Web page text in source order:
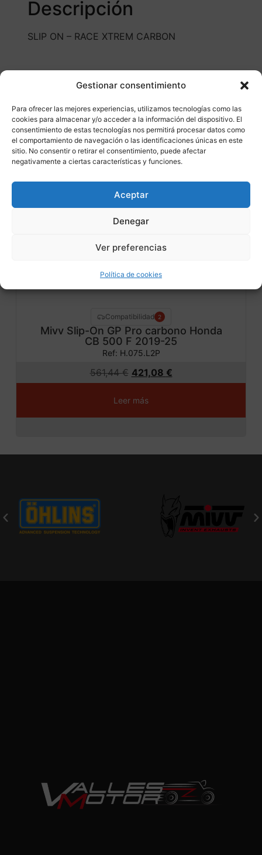
Gestionar consentimiento
Para ofrecer las mejores experiencias, utilizamos tecnologías como las
cookies para almacenar y/o acceder a la información del dispositivo. El
consentimiento de estas tecnologías nos permitirá procesar datos como
el comportamiento de navegación o las identificaciones únicas en este
sitio. No consentir o retirar el consentimiento, puede afectar
negativamente a ciertas características y funciones.
Aceptar
Denegar
Ver preferencias
Política de cookies
Descripción
SLIP ON – RACE XTREM CARBON
Otros productos
Compatibilidad 2
Mivv Slip-On GP Pro carbono Honda
CB 500 F 2019-25
Ref: H.075.L2P
561,44€ 421,08 €
Leer más